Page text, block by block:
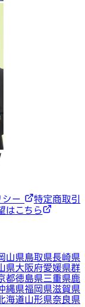
ー
特定商取引
はこちら
山県鳥取県長崎県
県大阪府愛媛県群
都徳島県三重県鹿
縄県福岡県滋賀県
海道山形県奈良県